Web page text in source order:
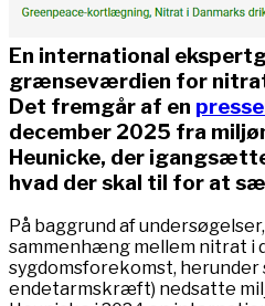
En international
grænseværdien for
Det fremgår af en
december 2025 fra
Heunicke, der
hvad der skal til for at
På baggrund af
sammenhæng mellem nitrat i
sygdomsforekomst,
endetarmskræft) nedsatte